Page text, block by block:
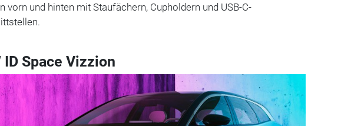
vorn und hinten mit Staufächern, Cupholdern und USB-C-
ID Space Vizzion